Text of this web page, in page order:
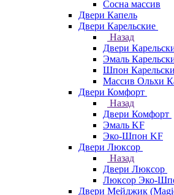
Сосна массив
Двери Капель
Двери Карельские
Назад
Двери
Эмаль
Шпон
Массив Ольхи
Двери Комфорт
Назад
Двери Комфорт
Эмаль KF
Эко-Шпон KF
Двери Люксор
Назад
Двери Люксор
Люксор Эко-
Двери Мейджик